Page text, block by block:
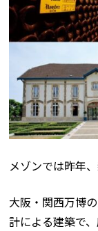
メゾンでは昨年
大阪・関西万博
計による建築で